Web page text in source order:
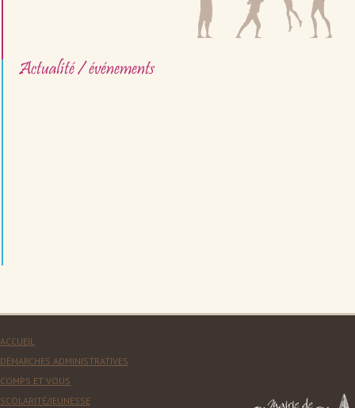
Actualité / événements
ACCUEIL
DÉMARCHES ADMINISTRATIVES
COMPS ET VOUS
SCOLARITÉ/JEUNESSE